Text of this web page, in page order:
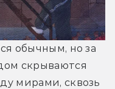
обычным, но за
скрываются
мирами, сквозь